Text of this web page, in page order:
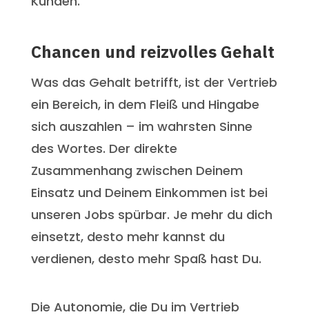
Chancen und reizvolles Gehalt
Was das Gehalt betrifft, ist der Vertrieb
ein Bereich, in dem Fleiß und Hingabe
sich auszahlen – im wahrsten Sinne
des Wortes. Der direkte
Zusammenhang zwischen Deinem
Einsatz und Deinem Einkommen ist bei
unseren Jobs spürbar. Je mehr du dich
einsetzt, desto mehr kannst du
verdienen, desto mehr Spaß hast Du.
Die Autonomie, die Du im Vertrieb